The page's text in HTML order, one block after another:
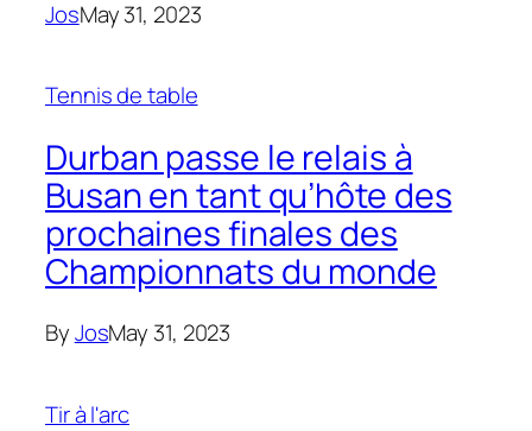
JosMay 31, 2023
Tennis de table
Durban passe le relais à
Busan en tant qu’hôte des
prochaines finales des
Championnats du monde
ByJosMay 31, 2023
Tir à l'arc